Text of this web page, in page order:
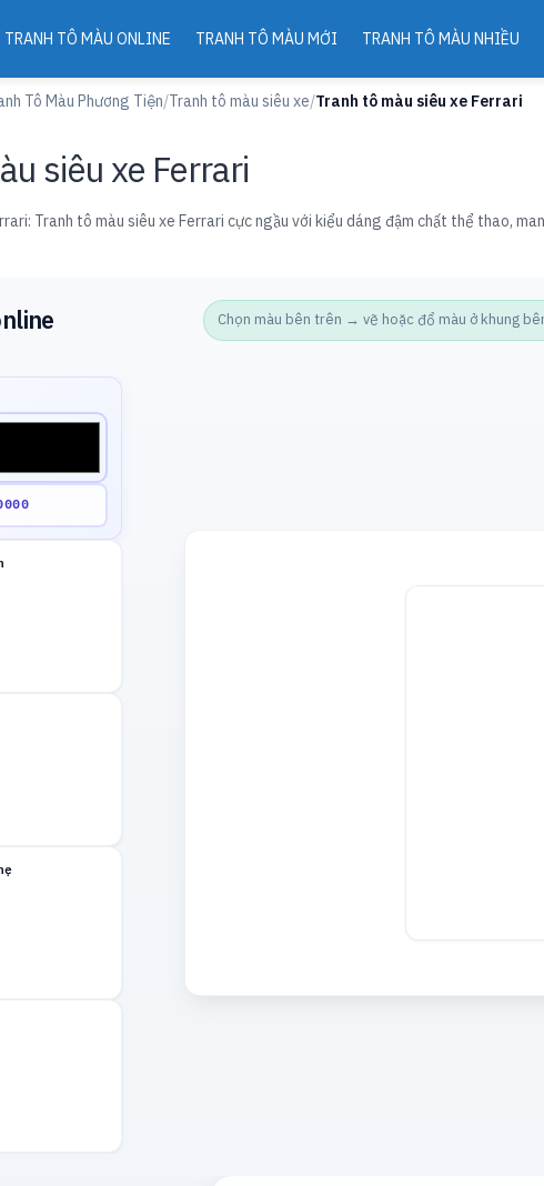
TRANH TÔ MÀU ONLINE TRANH TÔ MÀU MỚI TRANH TÔ MÀU NHIỀU
Tô Màu Phương Tiện/Tranh tô màu siêu xe/Tranh tô màu siêu xe Ferrari
siêu xe Ferrari
Tranh tô màu siêu xe Ferrari cực ngầu với kiểu dáng đậm chất thể thao,
Chọn màu bên trên → vẽ hoặc đổ màu ở khung